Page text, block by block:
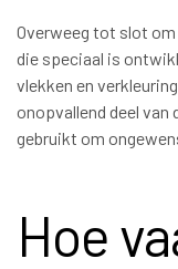
Overweeg tot slot om
die speciaal is
vlekken en
onopvallend deel
gebruikt om
Hoe